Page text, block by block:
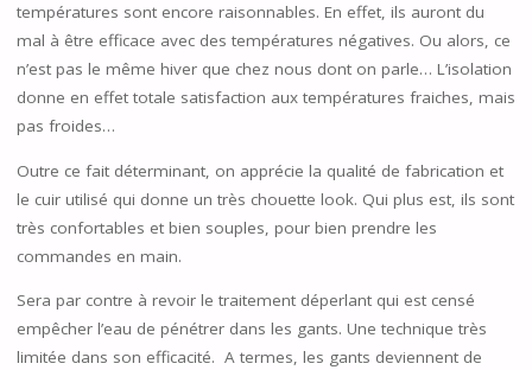
températures sont encore raisonnables. En effet, ils auront du
mal à être efficace avec des températures négatives. Ou alors, ce
n’est pas le même hiver que chez nous dont on parle… L’isolation
donne en effet totale satisfaction aux températures fraiches, mais
pas froides…
Outre ce fait déterminant, on apprécie la qualité de fabrication et
le cuir utilisé qui donne un très chouette look. Qui plus est, ils sont
très confortables et bien souples, pour bien prendre les
commandes en main.
Sera par contre à revoir le traitement déperlant qui est censé
empêcher l’eau de pénétrer dans les gants. Une technique très
limitée dans son efficacité. A termes, les gants deviennent de